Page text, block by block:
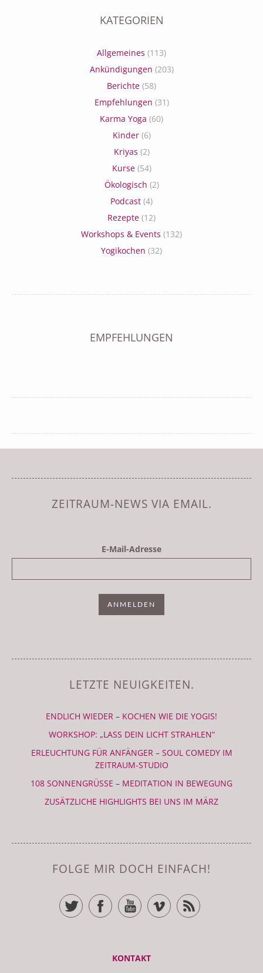
KATEGORIEN
Allgemeines (113)
Ankündigungen (203)
Berichte (58)
Empfehlungen (31)
Karma Yoga (60)
Kinder(6)
Kriyas (2)
Kurse(54)
Ökologisch (2)
Podcast (4)
Rezepte (12)
Workshops & Events (132)
Yogikochen (32)
EMPFEHLUNGEN
ZEITRAUM-NEWS VIA EMAIL.
E-Mail-Adresse
LETZTE NEUIGKEITEN.
ENDLICH WIEDER – KOCHEN WIE DIE YOGIS!
WORKSHOP: „LASS DEIN LICHT STRAHLEN“
ERLEUCHTUNG FÜR ANFÄNGER – SOUL COMEDY IM
ZEITRAUM-STUDIO
108 SONNENGRÜSSE – MEDITATION IN BEWEGUNG
ZUSÄTZLICHE HIGHLIGHTS BEI UNS IM MÄRZ
FOLGE MIR DOCH EINFACH!
TWITTERFACEBOOKYOUTUBEVIMEO RSS FEED
KONTAKT